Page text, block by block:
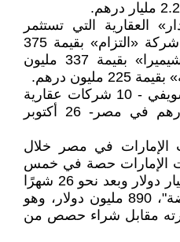
العقارية التي تستثمر
بقيمة 1.14 مليار درهم، ثم شركة «التزام» بقيمة 375
مليون درهم، ثم صندوق «شيميرا» بقيمة 337 مليون
درهم.
(الإمارات اليوم – مدحت السويفي - 10 شركات عقارية
إماراتية تستثمر 60 مليار درهم في مصر- 26 أكتوبر
الإمارات في مصر خلال
اشترت الإمارات حصة في خمس
شركات مصرية بقيمة 1.8 مليار دولار وبعد نحو 26 شهرًا
فقط، ربحت "أبو ظبي القابضة"، 890 مليون دولار، وهو
مقابل شراء حصص من